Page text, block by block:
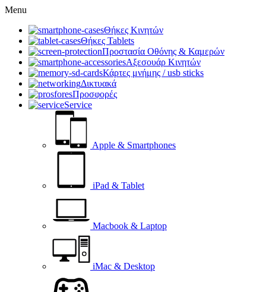
Menu
Θήκες Κινητών
Θήκες Tablets
Προστασία Οθόνης & Καμερών
Αξεσουάρ Κινητών
Κάρτες μνήμης / usb sticks
Δικτυακά
Προσφορές
Service
Apple & Smartphones
iPad & Tablet
Macbook & Laptop
iMac & Desktop